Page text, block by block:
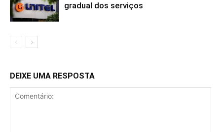
gradual dos serviços
DEIXE UMA RESPOSTA